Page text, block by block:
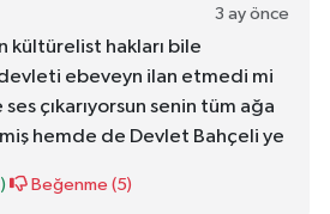
3 ay önce
kültürelist hakları bile
ebeveyn ilan etmedi mi
çıkarıyorsun senin tüm ağa
hemde de Devlet Bahçeli ye
) Beğenme (5)